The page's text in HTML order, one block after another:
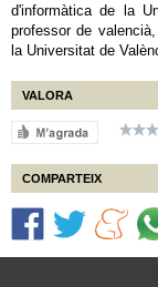
d'informàtica de la
professor de
la Universitat de
VALORA
COMPARTEIX